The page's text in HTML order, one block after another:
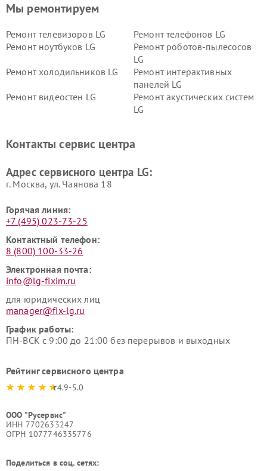
Мы ремонтируем
Ремонт телевизоров LG
Ремонт телефонов LG
Ремонт ноутбуков LG
Ремонт роботов-пылесосов
LG
Ремонт холодильников LG
Ремонт интерактивных
панелей LG
Ремонт видеостен LG
Ремонт акустических систем
LG
Ремонт морозильных камер
Ремонт вертикальных
Контакты сервис центра
Адрес сервисного центра LG:
г. Москва, ул. Чаянова 18
Горячая линия:
+7 (495) 023-73-25
Контактный телефон:
8 (800) 100-33-26
Электронная почта:
info@lg-fixim.ru
для юридических лиц
manager@fix-lg.ru
График работы:
ПН-ВСК с 9:00 до 21:00 без перерывов и выходных
Рейтинг сервисного центра
4.9-5.0
ООО "Русервис"
ИНН 7702633247
ОГРН 1077746335776
Поделиться в соц. сетях: